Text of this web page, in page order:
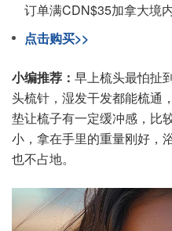
订单满CDN$35加拿大境内
点击购买>>
小编推荐： 早上梳头最怕扯
头梳针，湿发干发都能梳通
垫让梳子有一定缓冲感，比
小，拿在手里的重量刚好，
也不占地。